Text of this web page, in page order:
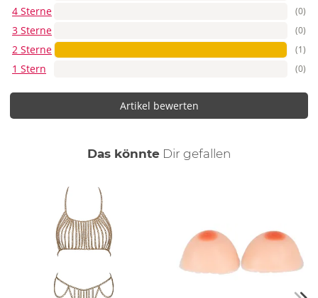
4 Sterne (0)
3 Sterne (0)
2 Sterne (1)
1 Stern (0)
Artikel bewerten
Das könnte Dir auch
gefallen